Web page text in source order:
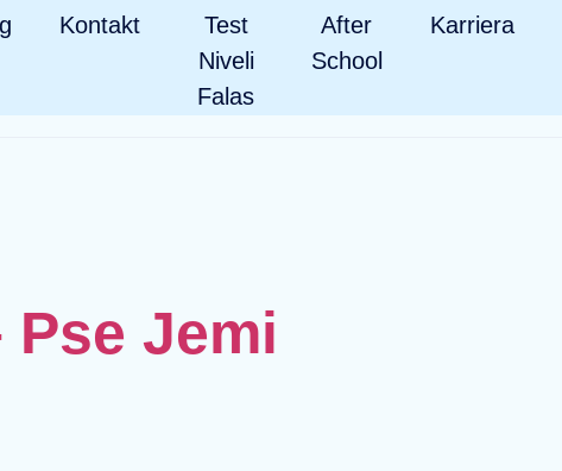
Kontakt
Test
Niveli
Falas
After
School
Karriera
Jemi